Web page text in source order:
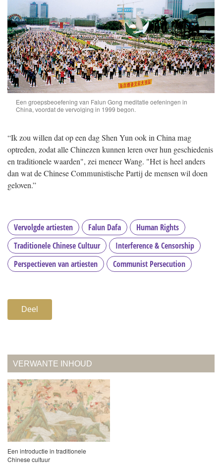
Een groepsbeoefening van Falun Gong meditatie oefeningen in
China, voordat de vervolging in 1999 begon.
“Ik zou willen dat op een dag Shen Yun ook in China mag
optreden, zodat alle Chinezen kunnen leren over hun geschiedenis
en traditionele waarden", zei meneer Wang. "Het is heel anders
dan wat de Chinese Communistische Partij de mensen wil doen
geloven.”
Vervolgde artiesten Falun Dafa
Human Rights
Traditionele Chinese Cultuur
Interference & Censorship
Perspectieven van artiesten
Communist Persecution
Deel
VERWANTE INHOUD
Een introductie in traditionele
Chinese cultuur